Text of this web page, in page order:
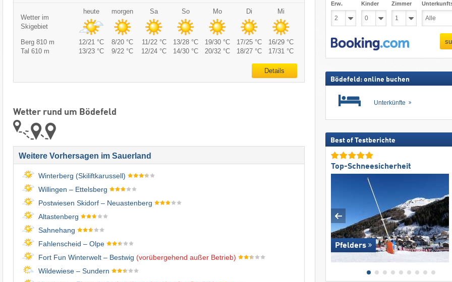
Wetter im
Skigebiet
heute morgen Sa So Mo Di Mi
Berg 810 m 12/21 °C 8/20 °C 11/22 °C 13/28 °C 19/30 °C 17/25 °C
16/29 °C
Tal 610 m
13/23 °C 9/22 °C 12/24 °C 14/30 °C 20/32 °C 18/27 °C 17/31 °C
Details
Wetter rund um Bödefeld
Weitere Vorhersagen im Sauerland
Winterberg (Skiliftkarussell)
Willingen – Ettelsberg
Postwiesen Skidorf – Neuastenberg
Altastenberg
Sahnehang
Fahlenscheid – Olpe
Fort Fun Winterwelt – Bestwig (vorübergehend außer Betrieb)
Wildewiese – Sundern
Erw. Kinder Zimmer
Bödefeld: online buchen
Unterkünfte
Best of Testberichte
Top-Schneesicherheit
Pfelders